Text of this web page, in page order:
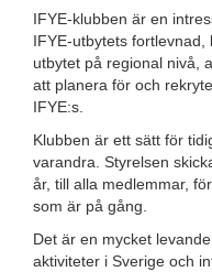
IFYE-klubben är en
IFYE-utbytets
utbytet på regional nivå,
att planera för och
IFYE:s.
Klubben är ett sätt för
varandra. Styrelsen
år, till alla medlemmar,
som är på gång.
Det är en mycket
aktiviteter i Sverige och